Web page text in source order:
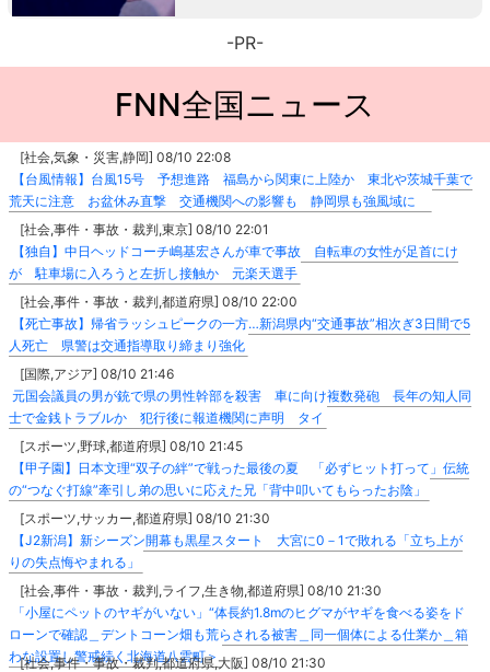
-PR-
FNN全国ニュース
[社会,気象・災害,静岡] 08/10 22:08
【台風情報】台風15号 予想進路 福島から関東に上陸か 東北や茨城千葉で
荒天に注意 お盆休み直撃 交通機関への影響も 静岡県も強風域に
[社会,事件・事故・裁判,東京] 08/10 22:01
【独自】中日ヘッドコーチ嶋基宏さんが車で事故 自転車の女性が足首にけ
が 駐車場に入ろうと左折し接触か 元楽天選手
[社会,事件・事故・裁判,都道府県] 08/10 22:00
【死亡事故】帰省ラッシュピークの一方…新潟県内“交通事故”相次ぎ3日間で5
人死亡 県警は交通指導取り締まり強化
[国際,アジア] 08/10 21:46
元国会議員の男が銃で県の男性幹部を殺害 車に向け複数発砲 長年の知人同
士で金銭トラブルか 犯行後に報道機関に声明 タイ
[スポーツ,野球,都道府県] 08/10 21:45
【甲子園】日本文理“双子の絆”で戦った最後の夏 「必ずヒット打って」伝統
の“つなぐ打線”牽引し弟の思いに応えた兄「背中叩いてもらったお陰」
[スポーツ,サッカー,都道府県] 08/10 21:30
【J2新潟】新シーズン開幕も黒星スタート 大宮に0－1で敗れる「立ち上が
りの失点悔やまれる」
[社会,事件・事故・裁判,ライフ,生き物,都道府県] 08/10 21:30
「小屋にペットのヤギがいない」“体長約1.8mのヒグマがヤギを食べる姿をド
ローンで確認＿デントコーン畑も荒らされる被害＿同一個体による仕業か＿箱
わな設置し警戒続く北海道八雲町＞
[社会,事件・事故・裁判,都道府県,大阪] 08/10 21:30